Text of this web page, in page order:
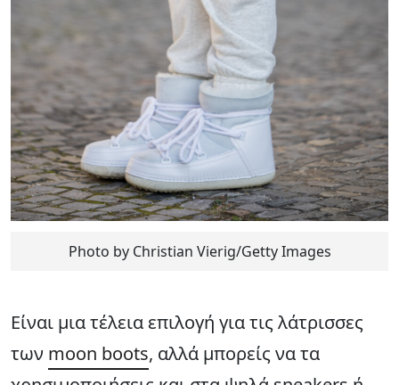
Photo by Christian Vierig/Getty Images
Είναι μια τέλεια επιλογή για τις λάτρισσες
των moon boots, αλλά μπορείς να τα